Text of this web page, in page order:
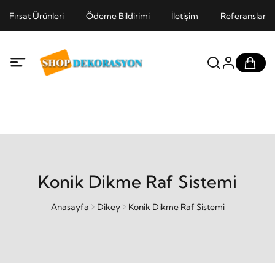
Fırsat Ürünleri Ödeme Bildirimi İletişim Referanslar
Konik Dikme Raf Sistemi
Anasayfa Dikey Konik Dikme Raf Sistemi